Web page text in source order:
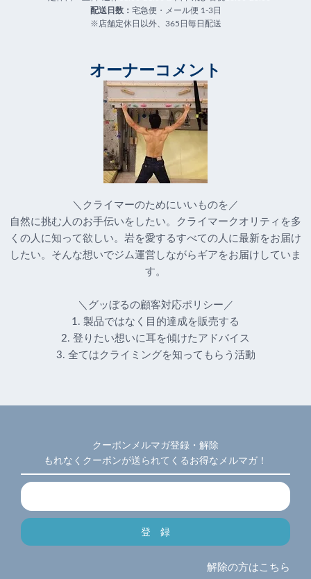
配送日数： 宅急便・メール便 1-3日
※店舗定休日以外、365日毎日配送
オーナーコメント
＼クライマーのためにいいものを／
自然に挑む人のお手伝いをしたい。クライマークオリティを多
くの人に知って欲しい。岩を愛するすべての人に最新をお届け
したい。そんな想いでジム運営しながらギアをお届けしていま
す。
＼グッぼるの顧客対応ポリシー／
1. 製品ではなく目的達成を販売する
2. 登りたい想いに耳を傾けたアドバイス
3. 全てはクライミングを知ってもらう活動
クーポンメルマガ登録・解除
もれなくクーポンが送られてくるお得なメルマガ！
解除の方はこちら